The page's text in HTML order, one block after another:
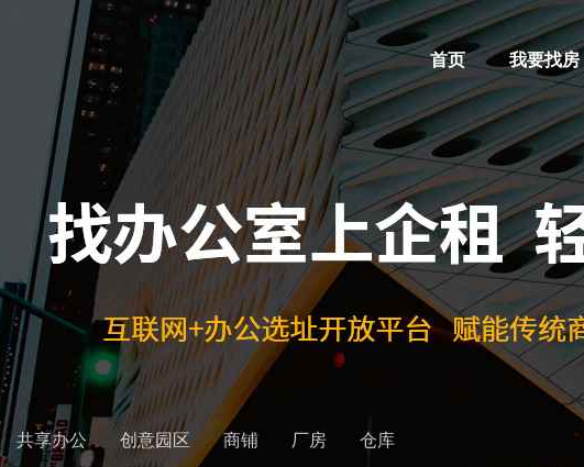
首页 我要找房
共享办公 创意园区 商铺 厂房 仓库